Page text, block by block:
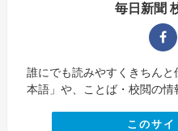
毎日新聞
誰にでも読みやすくきちん
本語」や、ことば・校閲の情
このサイ